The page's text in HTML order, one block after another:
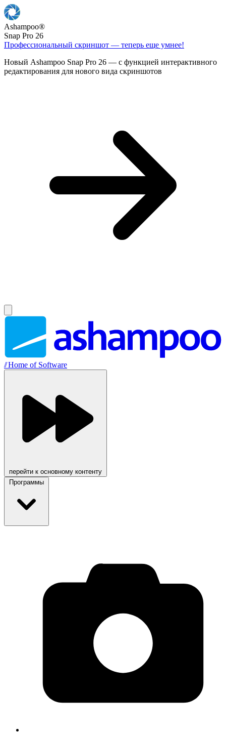
Ashampoo®
Snap Pro 26
Профессиональный скриншот — теперь еще умнее!
Новый Ashampoo Snap Pro 26 — с функцией интерактивного
редактирования для нового вида скриншотов
//Home of Software
перейти к основному контенту
Программы